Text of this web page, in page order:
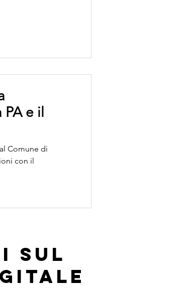
e il
Comune di
con il
sul